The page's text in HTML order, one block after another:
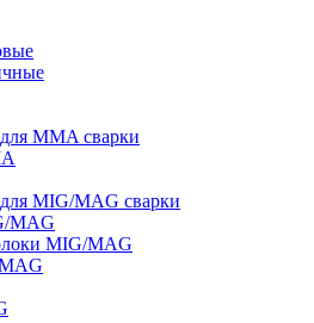
MMA сварки
MIG/MAG сварки
MAG
MIG/MAG